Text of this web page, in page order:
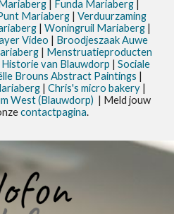
| Funda Mariaberg |
Mariaberg| Verduurzaming
| Woningruil Mariaberg |
Video | Broodjeszaak Auwe
| Menstruatieproducten
Historie van Blauwdorp | Sociale
Brouns Abstract Paintings |
| Chris's micro bakery|
West (Blauwdorp) | Meld jouw
contactpagina.